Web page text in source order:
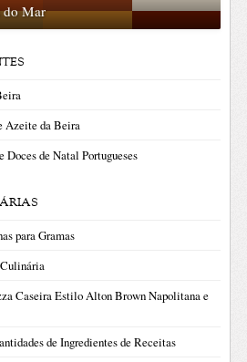
do Mar
Azeite da Beira
Doces de Natal Portugueses
para Gramas
Caseira Estilo Alton Brown Napolitana e
de Ingredientes de Receitas